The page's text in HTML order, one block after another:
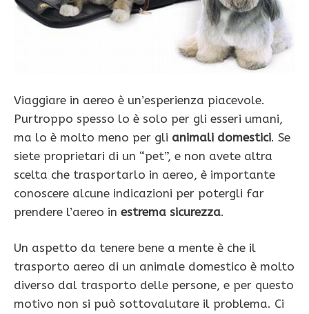
Viaggiare in aereo è un’esperienza piacevole.
Purtroppo spesso lo è solo per gli esseri umani,
ma lo è molto meno per gli animali domestici. Se
siete proprietari di un “pet”, e non avete altra
scelta che trasportarlo in aereo, è importante
conoscere alcune indicazioni per potergli far
prendere l’aereo in estrema sicurezza.
Un aspetto da tenere bene a mente è che il
trasporto aereo di un animale domestico è molto
diverso dal trasporto delle persone, e per questo
motivo non si può sottovalutare il problema. Ci